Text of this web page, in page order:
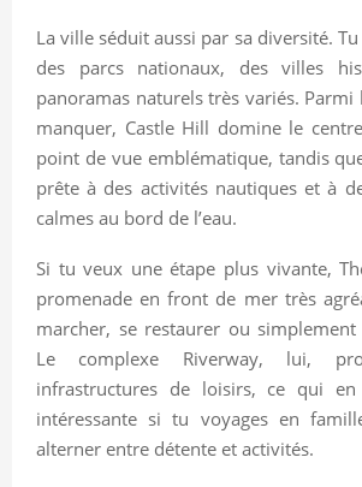
La ville séduit aussi par sa diversité.
des parcs nationaux, des villes
panoramas naturels très variés. Parmi
manquer, Castle Hill domine le
point de vue emblématique, tandis
prête à des activités nautiques et à
calmes au bord de l’eau.
Si tu veux une étape plus vivante,
promenade en front de mer très
marcher, se restaurer ou
Le complexe Riverway, lui,
infrastructures de loisirs, ce qui
intéressante si tu voyages en
alterner entre détente et activités.